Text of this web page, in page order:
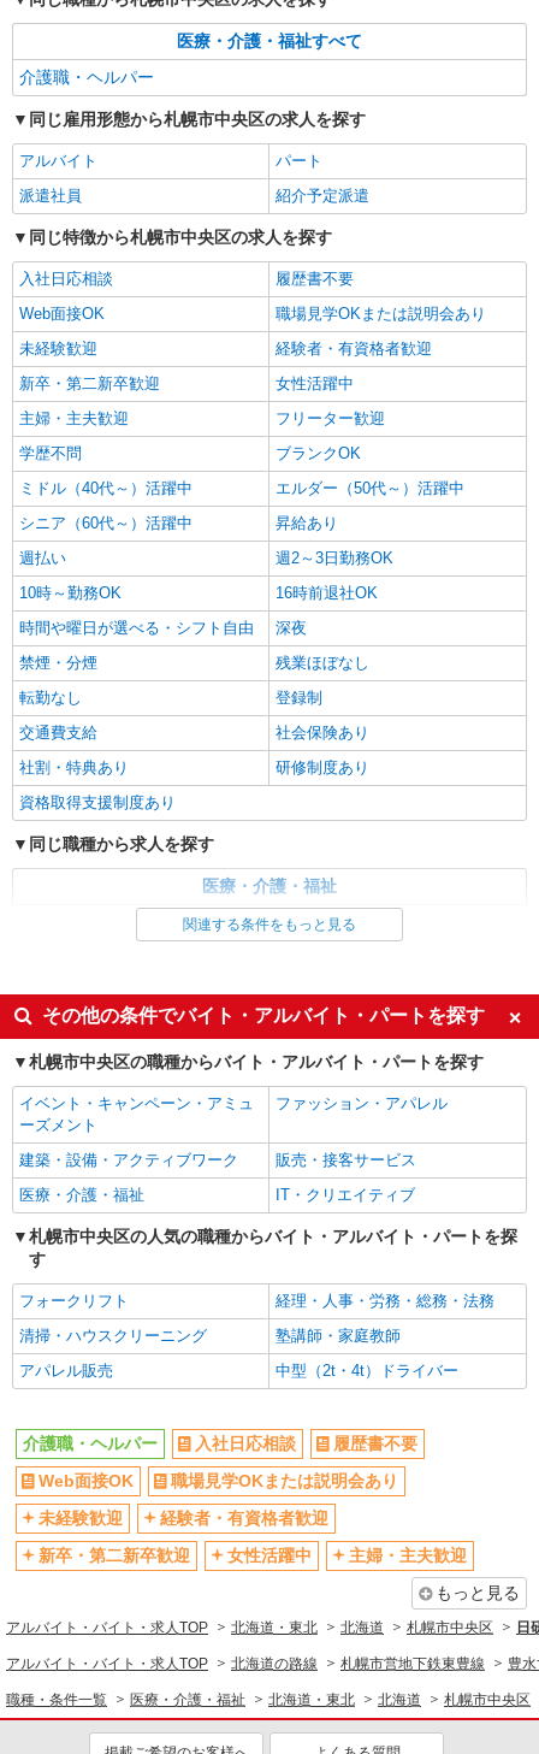
北海道札幌市中央区南１４条西
キープ 詳細を見る
派遣社員
株式会社トラストグロース 北海道支社
老人保健施設での介護
【派遣時給】1,600〜1,700円（資格・経験によ
る） 交通費別途支給
詳細を見る
派遣社員
株式会社トラストグロース 北海道支社
サービス付き高齢者住宅での介護業務
【派遣時給】1,350〜1,500円（資格・経験によ
る） 交通費別途支給
北海道札幌市中央区北11条西
詳細を見る
正社員 職業紹介
株式会社トラストグロース 北海道支社
介護付有料老人ホームでの介護業務
【正社員】 月給：199,000〜207,500円（資
格・経験による） 基本給：183,000〜188,000円
職務手当：10,000円 加算手当：3,500〜7,000
円 支援手当：2,500円 固定残業代なし 資格
手当：実務者研修3,000円、介護福祉士5,000円
夜勤手当：5,000円/1回（月4〜6回） 処遇改善
手当あり 役職手当：10,000円 燃料手当（10
月〜3月） 通勤手当：実費支給（上限月額
20,000円） 昇給：あり 賞与：年2回（前年度
実績） 試用期間：３カ月（同条件）
北海道札幌市中央区南２１条西
キープ 詳細を見る
派遣社員
株式会社トラストグロース 北海道支社
グループホームでの介護業務
【派遣時給】1,350〜1,500円（資格・経験によ
詳細を見る
派遣社員
株式会社トラストグロース 北海道支社
有料老人ホームでの介護業務
【派遣時給】1,350〜1,500円（資格・経験によ
る） 交通費別途支給
派遣社員
株式会社トラストグロース 北海道支社
グループホームでの介護業務
る） 交通費別途支給
北海道札幌市中央区北2条東
キープ
派遣社員
住宅型有料老人ホームでの介護
【派遣時給】1,350〜1,500円（資格・経験によ
る） 交通費別途支給
北海道札幌市中央区南6条西
医療・介護・福祉すべて
介護職・ヘルパー
同じ雇用形態から札幌市中央区の求人を探す
アルバイト
パート
派遣社員
紹介予定派遣
同じ特徴から札幌市中央区の求人を探す
入社日応相談
履歴書不要
Web面接OK
職場見学OKまたは説明会あり
未経験歓迎
経験者・有資格者歓迎
新卒・第二新卒歓迎
女性活躍中
主婦・主夫歓迎
フリーター歓迎
学歴不問
ブランクOK
ミドル（40代～）活躍中
エルダー（50代～）活躍中
シニア（60代～）活躍中
昇給あり
週払い
週2～3日勤務OK
10時～勤務OK
16時前退社OK
時間や曜日が選べる・シフト自由
深夜
禁煙・分煙
残業ほぼなし
転勤なし
登録制
交通費支給
社会保険あり
社割・特典あり
研修制度あり
資格取得支援制度あり
同じ職種から求人を探す
医療・介護・福祉
未経験歓迎
ミドル（40代～）活躍中
週2～3日勤務OK
深夜
交通費支給
社会保険あり
関連する条件をもっと見る
その他の条件でバイト・アルバイト・パートを探す
札幌市中央区の職種からバイト・アルバイト・パートを探す
イベント・キャンペーン・アミュ
ーズメント
ファッション・アパレル
建築・設備・アクティブワーク
販売・接客サービス
医療・介護・福祉
IT・クリエイティブ
札幌市中央区の人気の職種からバイト・アルバイト・パートを探
す
フォークリフト
経理・人事・労務・総務・法務
清掃・ハウスクリーニング
塾講師・家庭教師
アパレル販売
中型（2t・4t）ドライバー
介護職・ヘルパー 入社日応相談
履歴書不要
Web面接OK
職場見学OKまたは説明会あり
未経験歓迎
経験者・有資格者歓迎
新卒・第二新卒歓迎
女性活躍中
主婦・主夫歓迎
もっと見る
アルバイト・バイト・求人TOP 北海道・東北 北海道 札幌市中央区 日
アルバイト・バイト・求人TOP 北海道の路線 札幌市営地下鉄東豊線 豊
職種・条件一覧 医療・介護・福祉 北海道・東北 北海道 札幌市中央区